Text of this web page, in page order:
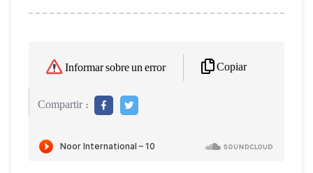
Informar sobre un error Copiar
Compartir :